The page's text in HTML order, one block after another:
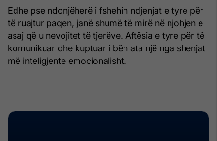
Edhe pse ndonjëherë i fshehin ndjenjat e tyre për
të ruajtur paqen, janë shumë të mirë në njohjen e
asaj që u nevojitet të tjerëve. Aftësia e tyre për të
komunikuar dhe kuptuar i bën ata një nga shenjat
më inteligjente emocionalisht.